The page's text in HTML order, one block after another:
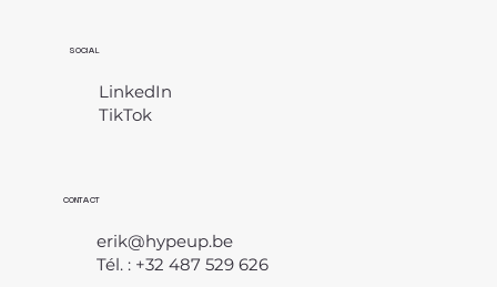
SOCIAL
LinkedIn
TikTok
CONTACT
erik@hypeup.be
Tél. : +32 487 529 626